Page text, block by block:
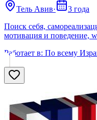
Тель Авив·
3 года
Поиск себя,
мотивация и поведение,
Работает в: По всему